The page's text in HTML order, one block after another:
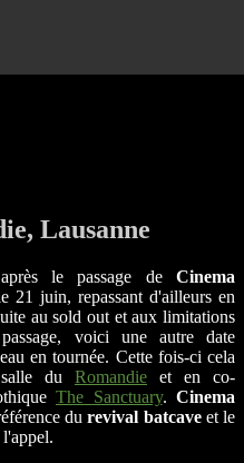
Lausanne
le passage de Cinema
21 juin, repassant d'ailleurs en
au sold out et aux limitations
voici une autre date
en tournée. Cette fois-ci cela
du Romandie et en co-
The Sanctuary. Cinema
durevival batcaveet le